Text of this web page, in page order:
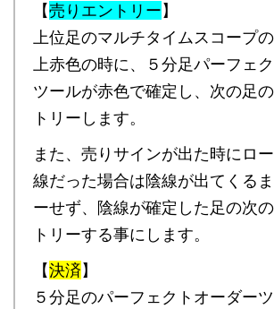
【売りエントリー】
上位足のマルチタイムスコープ
上赤色の時に、５分足パーフェ
ツールが赤色で確定し、次の足
トリーします。
また、売りサインが出た時にロ
線だった場合は陰線が出てくる
ーせず、陰線が確定した足の次
トリーする事にします。
【決済】
５分足のパーフェクトオーダー